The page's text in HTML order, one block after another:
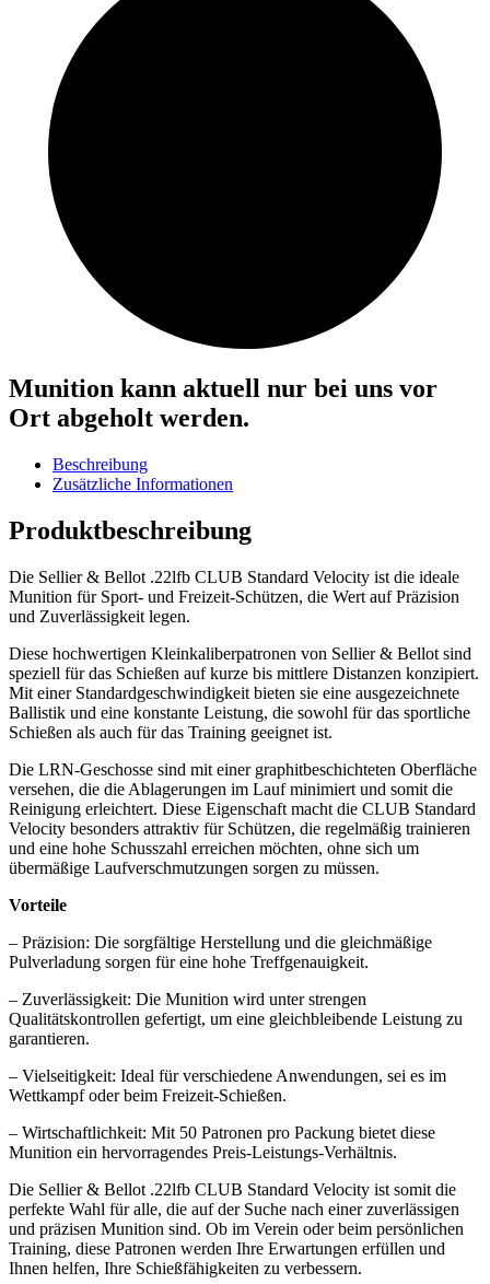
Munition kann aktuell nur bei uns vor
Ort abgeholt werden.
Beschreibung
Zusätzliche Informationen
Produktbeschreibung
Die Sellier & Bellot .22lfb CLUB Standard Velocity ist die ideale
Munition für Sport- und Freizeit-Schützen, die Wert auf Präzision
und Zuverlässigkeit legen.
Diese hochwertigen Kleinkaliberpatronen von Sellier & Bellot sind
speziell für das Schießen auf kurze bis mittlere Distanzen konzipiert.
Mit einer Standardgeschwindigkeit bieten sie eine ausgezeichnete
Ballistik und eine konstante Leistung, die sowohl für das sportliche
Schießen als auch für das Training geeignet ist.
Die LRN-Geschosse sind mit einer graphitbeschichteten Oberfläche
versehen, die die Ablagerungen im Lauf minimiert und somit die
Reinigung erleichtert. Diese Eigenschaft macht die CLUB Standard
Velocity besonders attraktiv für Schützen, die regelmäßig trainieren
und eine hohe Schusszahl erreichen möchten, ohne sich um
übermäßige Laufverschmutzungen sorgen zu müssen.
Vorteile
– Präzision: Die sorgfältige Herstellung und die gleichmäßige
Pulverladung sorgen für eine hohe Treffgenauigkeit.
– Zuverlässigkeit: Die Munition wird unter strengen
Qualitätskontrollen gefertigt, um eine gleichbleibende Leistung zu
garantieren.
– Vielseitigkeit: Ideal für verschiedene Anwendungen, sei es im
Wettkampf oder beim Freizeit-Schießen.
– Wirtschaftlichkeit: Mit 50 Patronen pro Packung bietet diese
Munition ein hervorragendes Preis-Leistungs-Verhältnis.
Die Sellier & Bellot .22lfb CLUB Standard Velocity ist somit die
perfekte Wahl für alle, die auf der Suche nach einer zuverlässigen
und präzisen Munition sind. Ob im Verein oder beim persönlichen
Training, diese Patronen werden Ihre Erwartungen erfüllen und
Ihnen helfen, Ihre Schießfähigkeiten zu verbessern.